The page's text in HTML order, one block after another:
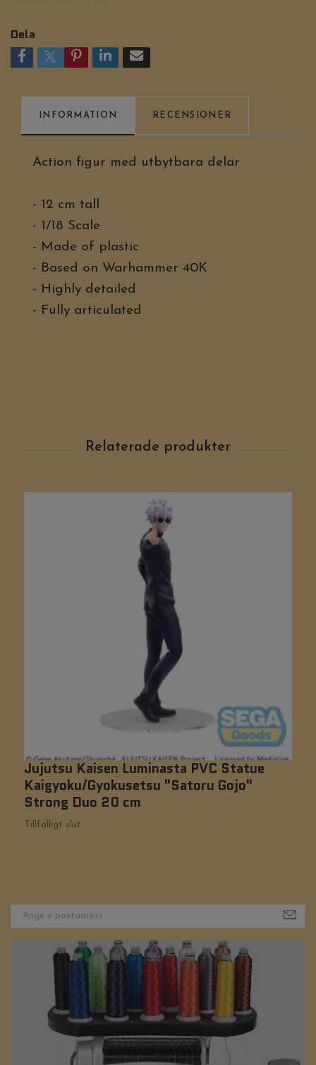
Dela
INFORMATION RECENSIONER
Action figur med utbytbara delar
- 12 cm tall
- 1/18 Scale
- Made of plastic
- Based on Warhammer 40K
- Highly detailed
- Fully articulated
Jujutsu Kaisen Luminasta PVC Statue
Kaigyoku/Gyokusetsu "Satoru Gojo"
Strong Duo 20 cm
Tillfälligt slut